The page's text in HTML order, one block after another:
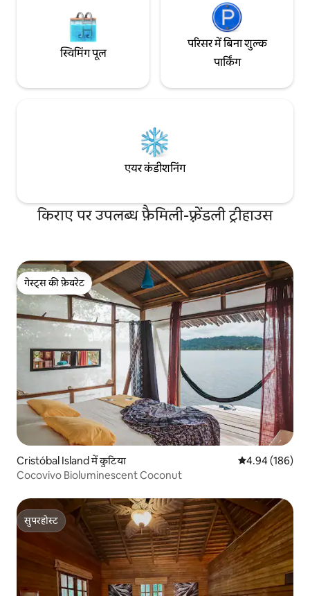
स्विमिंग पूल
परिसर में बिना शुल्क
पार्किंग
एयर कंडीशनिंग
किराए पर उपलब्ध फ़ैमिली-फ़्रेंडली ट्रीहाउस
गेस्ट्स की फ़ेवरेट
गेस्ट्स की फ़ेवरेट
Cristóbal Island में कुटिया औसत रेटिंग 5 में से
4.94 (186)
Cocovivo Bioluminescent Coconut
सुपरहोस्ट
सुपरहोस्ट